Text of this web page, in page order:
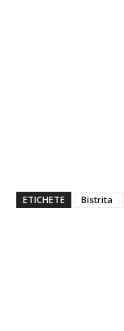
ETICHETE Bistrita